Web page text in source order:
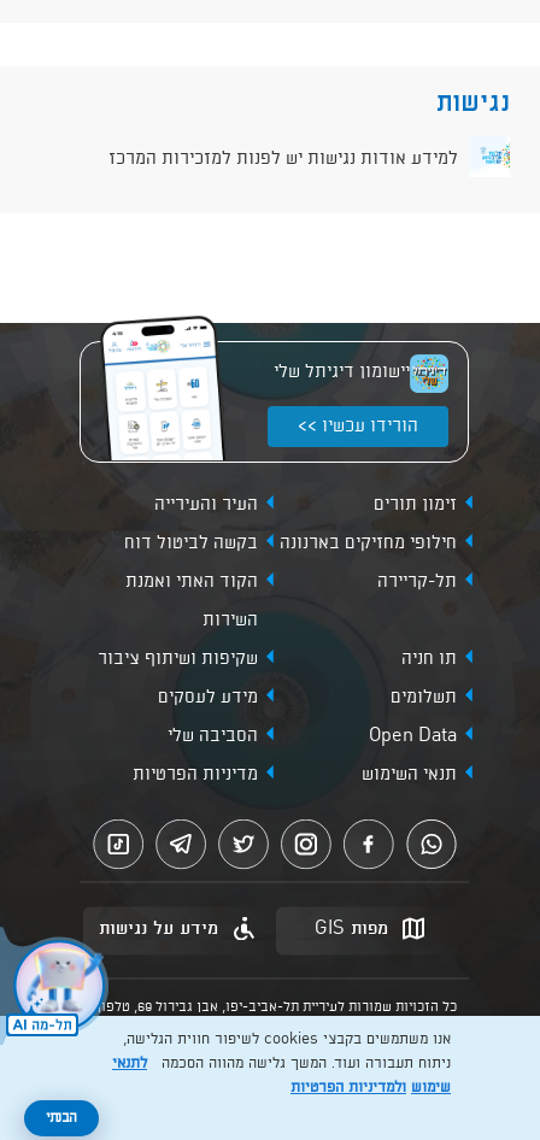
נגישות
למידע אודות נגישות יש לפנות למזכירות המרכז
יישומון דיגיתל שלי
הורידו עכשיו >>
זימון תורים
העיר והעירייה
חילופי מחזיקים בארנונה
בקשה לביטול דוח
תל-קריירה
הקוד האתי ואמנת
השירות
תו חניה
שקיפות ושיתוף ציבור
תשלומים
מידע לעסקים
Open Data
הסביבה שלי
תנאי השימוש
מדיניות הפרטיות
מפות GIS מידע על נגישות
כל הזכויות שמורות לעיריית תל-אביב-יפו, אבן גבירול 69, טלפון:
הנוסח המחייב הוא זה הקבוע בהוראות הדין הרלוונטיות כפי שתהיינה
בתוקף מעת לעת
Created by: Layer. Digital studio
אנו משתמשים בקבצי cookies לשיפור חווית הגלישה,
ניתוח תעבורה ועוד. המשך גלישה מהווה הסכמהלתנאי
שימוש ולמדיניות הפרטיות
הבנתי